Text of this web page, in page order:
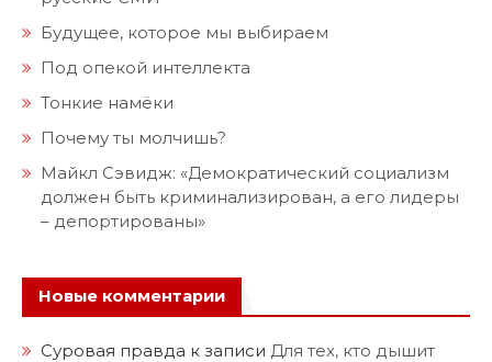
Будущее, которое мы выбираем
Под опекой интеллекта
Тонкие намёки
Почему ты молчишь?
Майкл Сэвидж: «Демократический социализм
должен быть криминализирован, а его лидеры
– депортированы»
Новые комментарии
Суровая правда к записи Для тех, кто дышит